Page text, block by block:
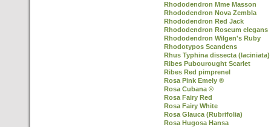
Rhododendron Mme Masson
Rhododendron Nova Zembla
Rhododendron Red Jack
Rhododendron Roseum elegans
Rhododendron Wilgen's Ruby
Rhodotypos Scandens
Rhus Typhina dissecta (laciniata)
Ribes Pubourought Scarlet
Ribes Red pimprenel
Rosa Pink Emely ®
Rosa Cubana ®
Rosa Fairy Red
Rosa Fairy White
Rosa Glauca (Rubrifolia)
Rosa Hugosa Hansa